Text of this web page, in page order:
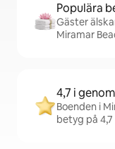
Populära
Gäster
Miramar
4,7 i
Boenden i
betyg på